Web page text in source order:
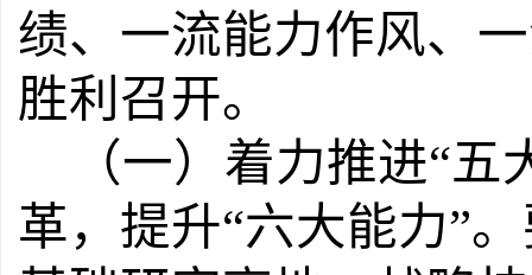
绩、一流能力作风、
胜利召开。
（一）着力推进“五
革，提升“六大能力”。